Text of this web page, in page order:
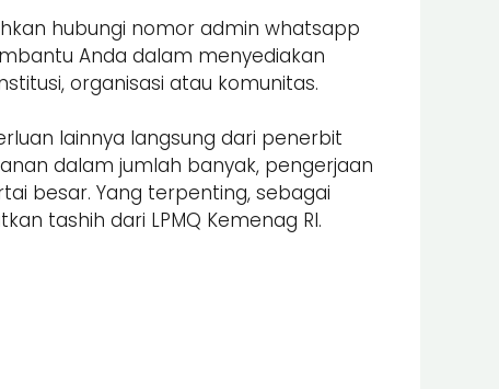
hubungi nomor admin whatsapp
Anda dalam menyediakan
organisasi atau komunitas.
lainnya langsung dari penerbit
dalam jumlah banyak, pengerjaan
besar. Yang terpenting, sebagai
tashih dari LPMQ Kemenag RI.